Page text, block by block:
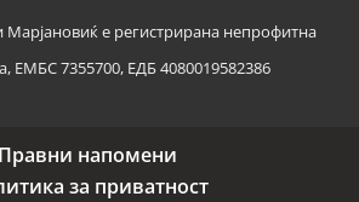
Марјановиќ е регистрирана непрофитна
ЕМБС 7355700, ЕДБ 4080019582386
Правни напомени
за приватност